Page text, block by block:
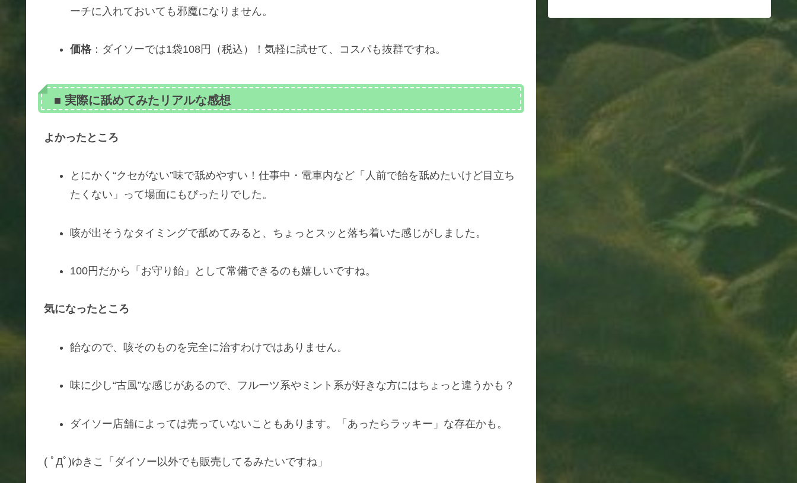
ーチに入れておいても邪魔になりません。
価格：ダイソーでは1袋108円（税込）！気軽に試せて、コスパも抜群ですね。
■ 実際に舐めてみたリアルな感想
よかったところ
とにかく“クセがない”味で舐めやすい！仕事中・電車内など「人前で飴を舐めたいけど目立ち
たくない」って場面にもぴったりでした。
咳が出そうなタイミングで舐めてみると、ちょっとスッと落ち着いた感じがしました。
100円だから「お守り飴」として常備できるのも嬉しいですね。
気になったところ
飴なので、咳そのものを完全に治すわけではありません。
味に少し“古風”な感じがあるので、フルーツ系やミント系が好きな方にはちょっと違うかも？
ダイソー店舗によっては売っていないこともあります。「あったらラッキー」な存在かも。
( ﾟДﾟ)ゆきこ「ダイソー以外でも販売してるみたいですね」